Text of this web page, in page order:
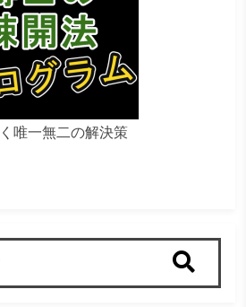
唯一無二の解決策